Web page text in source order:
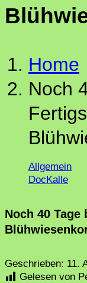
Home
Noch
Allgemein
DocKalle
Noch 40
Geschrieben: 11.
Gelesen von